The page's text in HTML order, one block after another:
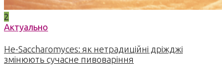
2
Актуально
Не-Saccharomyces: як нетрадиційні дріжджі
змінюють сучасне пивоваріння